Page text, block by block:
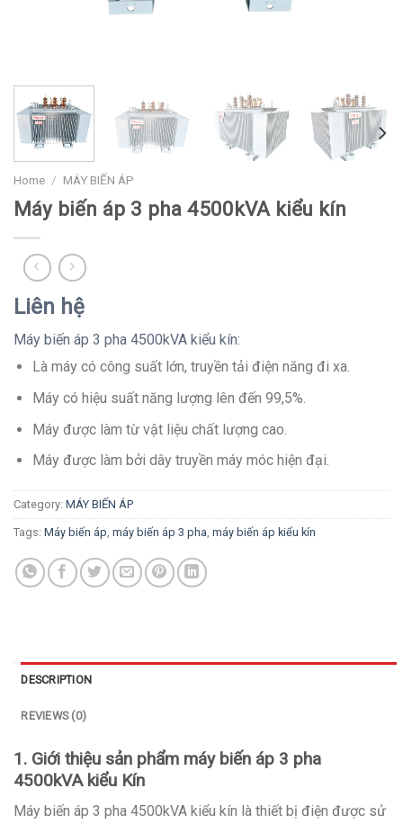
Home / MÁY BIẾN ÁP
Máy biến áp 3 pha 4500kVA kiểu kín
Liên hệ
Máy biến áp 3 pha 4500kVA kiểu kín:
Là máy có công suất lớn, truyền tải điện năng đi xa.
Máy có hiệu suất năng lượng lên đến 99,5%.
Máy được làm từ vật liệu chất lượng cao.
Máy được làm bởi dây truyền máy móc hiện đại.
Category: MÁY BIẾN ÁP
Tags: Máy biến áp máy biến áp 3 pha máy biến áp kiểu kín
DESCRIPTION
REVIEWS (0)
1. Giới thiệu sản phẩm máy biến áp 3 pha
4500kVA kiểu Kín
Máy biến áp 3 pha 4500kVA kiểu kín là thiết bị điện được sử